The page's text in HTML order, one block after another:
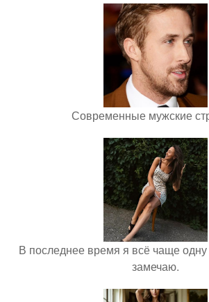
Современные мужские
В последнее время я всё чаще одну
замечаю.